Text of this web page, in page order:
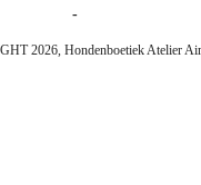
-
2026, Hondenboetiek Atelier